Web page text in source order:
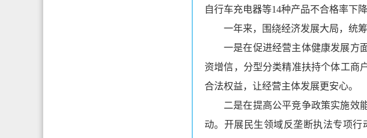
自行车充电器等14种产品不合格率下
一年来，围绕经济发展大局，统
一是在促进经营主体健康发展方
资增信，分型分类精准扶持个体工商
合法权益，让经营主体发展更安心。
二是在提高公平竞争政策实施效
动。开展民生领域反垄断执法专项